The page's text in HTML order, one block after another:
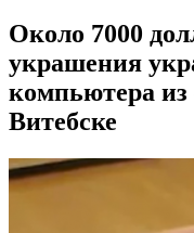
Около 7000
украшения
компьютера из
Витебске